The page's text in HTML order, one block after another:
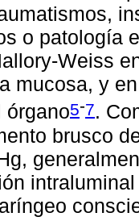
o patología
Weiss
mucosa, y
órgano5-7.
brusco